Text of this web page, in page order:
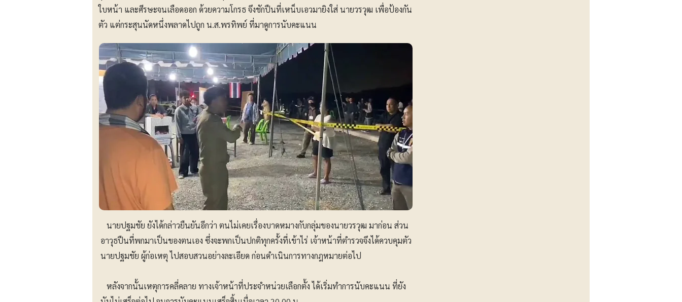
ใบหน้า และศีรษะจนเลือดออก ด้วยความโกรธ จึงชักปืนที่เหน็บเอวมายิงใส่ นายวรวุฒ เพื่อป้องกัน
ตัว แต่กระสุนนัดหนึ่งพลาดไปถูก น.ส.พรทิพย์ ที่มาดูการนับคะแนน
นายปฐมชัย ยังได้กล่าวยืนยันอีกว่า ตนไม่เคยเรื่องบาดหมางกับกลุ่มของนายวรวุฒ มาก่อน ส่วน
อาวุธปืนที่พกมาเป็นของตนเอง ซึ่งจะพกเป็นปกติทุกครั้งที่เข้าไร่ เจ้าหน้าที่ตำรวจจึงได้ควบคุมตัว
นายปฐมชัย ผู้ก่อเหตุ ไปสอบสวนอย่างละเอียด ก่อนดำเนินการทางกฎหมายต่อไป
หลังจากนั้นเหตุการคลี่คลาย ทางเจ้าหน้าที่ประจำหน่วยเลือกตั้ง ได้เริ่มทำการนับคะแนน ที่ยัง